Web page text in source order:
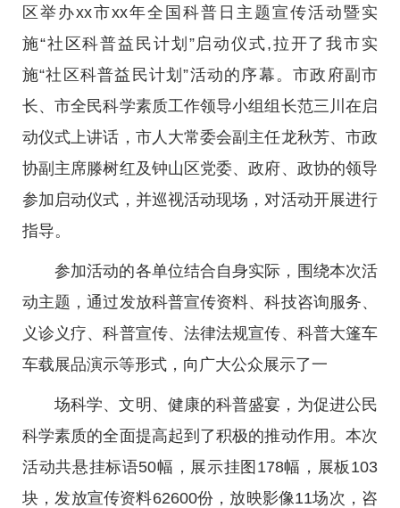
区举办xx市xx年全国科普日主题宣传活动暨实
施“社区科普益民计划”启动仪式,拉开了我市实
施“社区科普益民计划”活动的序幕。市政府副市
长、市全民科学素质工作领导小组组长范三川在启
动仪式上讲话，市人大常委会副主任龙秋芳、市政
协副主席滕树红及钟山区党委、政府、政协的领导
参加启动仪式，并巡视活动现场，对活动开展进行
指导。
参加活动的各单位结合自身实际，围绕本次活
动主题，通过发放科普宣传资料、科技咨询服务、
义诊义疗、科普宣传、法律法规宣传、科普大篷车
车载展品演示等形式，向广大公众展示了一
场科学、文明、健康的科普盛宴，为促进公民
科学素质的全面提高起到了积极的推动作用。本次
活动共悬挂标语50幅，展示挂图178幅，展板103
块，发放宣传资料62600份，放映影像11场次，咨